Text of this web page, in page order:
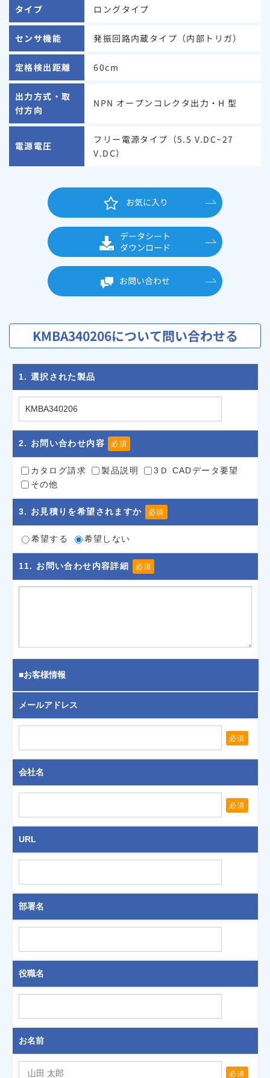
タイプ ロングタイプ
センサ機能 発振回路内蔵タイプ（内部トリガ）
定格検出距離 60cm
出力方式・取
付方向
NPN オープンコレクタ出力・H 型
電源電圧
フリー電源タイプ（5.5 V.DC~27
V.DC）
お気に入り
データシート
ダウンロード
お問い合わせ
KMBA340206について問い合わせる
1. 選択された製品
2. お問い合わせ内容 必須
カタログ請求 製品説明
3Ｄ CADデータ要望
その他
3. お見積りを希望されますか 必須
希望する 希望しない
11. お問い合わせ内容詳細 必須
■お客様情報
メールアドレス
必須
会社名
必須
URL
部署名
役職名
お名前
必須